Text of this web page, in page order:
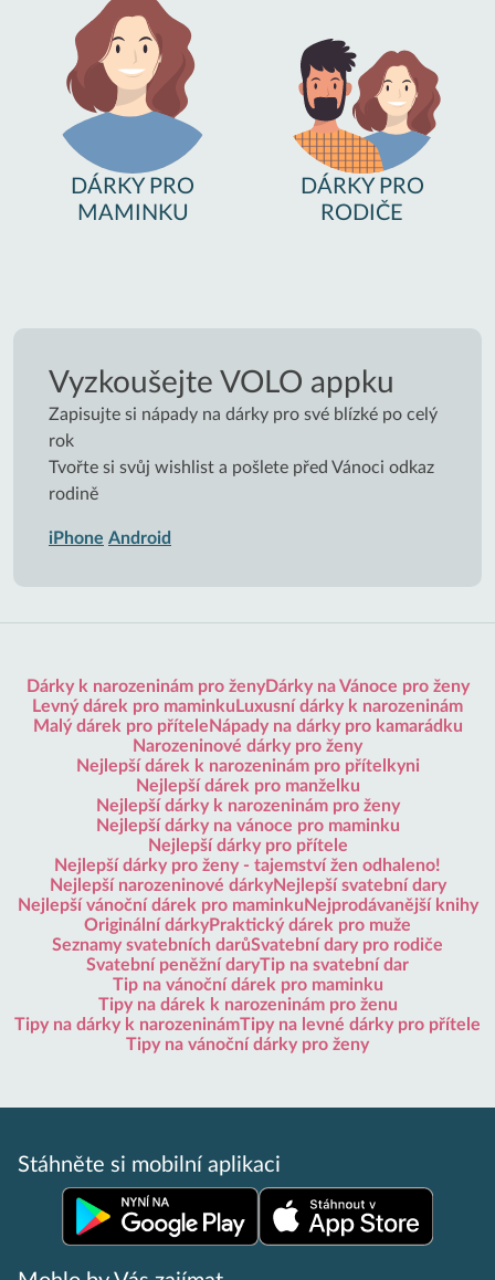
DÁRKY PRO
MAMINKU
DÁRKY PRO
RODIČE
Vyzkoušejte VOLO appku
Zapisujte si nápady na dárky pro své blízké po celý
rok
Tvořte si svůj wishlist a pošlete před Vánoci odkaz
rodině
iPhone Android
Dárky k narozeninám pro ženyDárky na Vánoce pro ženy
Levný dárek pro maminku Luxusní dárky k narozeninám
Malý dárek pro přítele Nápady na dárky pro kamarádku
Narozeninové dárky pro ženy
Nejlepší dárek k narozeninám pro přítelkyni
Nejlepší dárek pro manželku
Nejlepší dárky k narozeninám pro ženy
Nejlepší dárky na vánoce pro maminku
Nejlepší dárky pro přítele
Nejlepší dárky pro ženy - tajemství žen odhaleno!
Nejlepší narozeninové dárkyNejlepší svatební dary
Nejlepší vánoční dárek pro maminku Nejprodávanější knihy
Originální dárkyPraktický dárek pro muže
Seznamy svatebních darůSvatební dary pro rodiče
Svatební peněžní daryTip na svatební dar
Tip na vánoční dárek pro maminku
Tipy na dárek k narozeninám pro ženu
Tipy na dárky k narozeninámTipy na levné dárky pro přítele
Tipy na vánoční dárky pro ženy
Stáhněte si mobilní aplikaci